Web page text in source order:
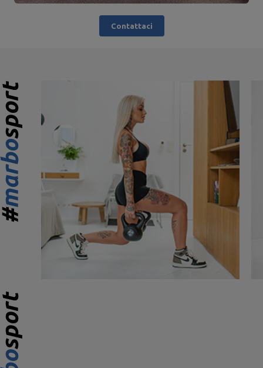
Contattaci